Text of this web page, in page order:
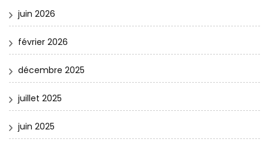
juin 2026
février 2026
décembre 2025
juillet 2025
juin 2025